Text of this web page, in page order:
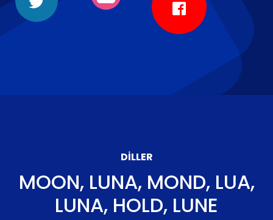
DILLER
MOON, LUNA, MOND, LUA,
LUNA, HOLD, LUNE